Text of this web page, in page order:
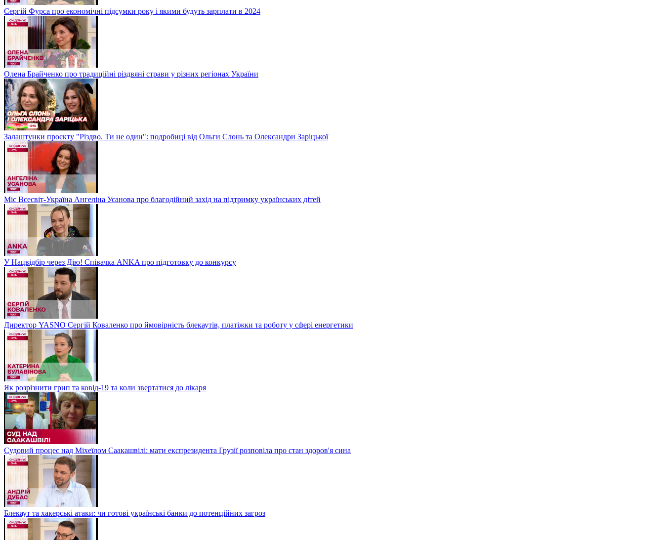
Сергій Фурса про економічні підсумки року і якими будуть зарплати в 2024
Олена Брайченко про традиційні різдвяні страви у різних регіонах України
Залаштунки проєкту "Різдво. Ти не один": подробиці від Ольги Слонь та Олександри Заріцької
Міс Всесвіт-Україна Ангеліна Усанова про благодійний захід на підтримку українських дітей
У Нацвідбір через Дію! Співачка ANKA про підготовку до конкурсу
Директор YASNO Сергій Коваленко про ймовірність блекаутів, платіжки та роботу у сфері енергетики
Як розрізнити грип та ковід-19 та коли звертатися до лікаря
Судовий процес над Міхеїлом Саакашвілі: мати експрезидента Грузії розповіла про стан здоров'я сина
Блекаут та хакерські атаки: чи готові українські банки до потенційних загроз